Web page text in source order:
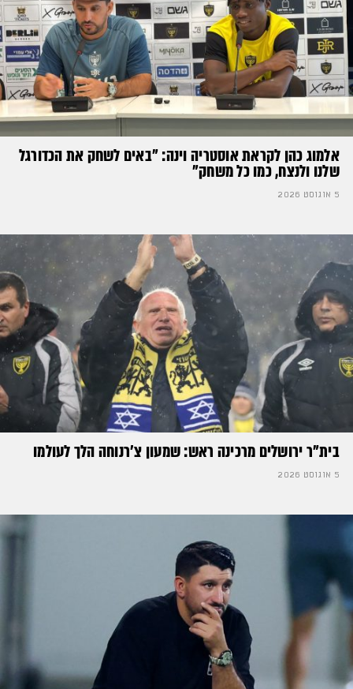
אלמוג כהן לקראת אוסטריה וינה: ״באים לשחק את הכדורגל
שלנו ולנצח, כמו כל משחק״
5 אוגוסט 2026
בית"ר ירושלים מרכינה ראש: שמעון צ'רנוחה הלך לעולמו
5 אוגוסט 2026